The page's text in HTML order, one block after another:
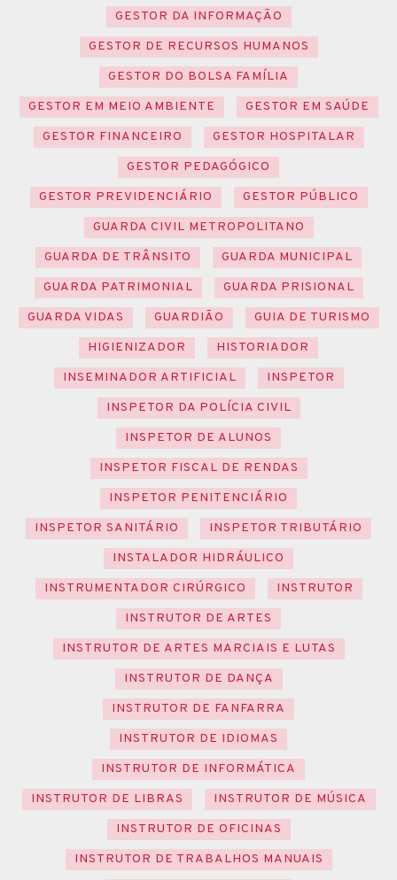
GESTOR DA INFORMAÇÃO
GESTOR DE RECURSOS HUMANOS
GESTOR DO BOLSA FAMÍLIA
GESTOR EM MEIO AMBIENTE
GESTOR EM SAÚDE
GESTOR FINANCEIRO
GESTOR HOSPITALAR
GESTOR PEDAGÓGICO
GESTOR PREVIDENCIÁRIO
GESTOR PÚBLICO
GUARDA CIVIL METROPOLITANO
GUARDA DE TRÂNSITO
GUARDA MUNICIPAL
GUARDA PATRIMONIAL
GUARDA PRISIONAL
GUARDA VIDAS
GUARDIÃO
GUIA DE TURISMO
HIGIENIZADOR
HISTORIADOR
INSEMINADOR ARTIFICIAL
INSPETOR
INSPETOR DA POLÍCIA CIVIL
INSPETOR DE ALUNOS
INSPETOR FISCAL DE RENDAS
INSPETOR PENITENCIÁRIO
INSPETOR SANITÁRIO
INSPETOR TRIBUTÁRIO
INSTALADOR HIDRÁULICO
INSTRUMENTADOR CIRÚRGICO
INSTRUTOR
INSTRUTOR DE ARTES
INSTRUTOR DE ARTES MARCIAIS E LUTAS
INSTRUTOR DE DANÇA
INSTRUTOR DE FANFARRA
INSTRUTOR DE IDIOMAS
INSTRUTOR DE INFORMÁTICA
INSTRUTOR DE LIBRAS
INSTRUTOR DE MÚSICA
INSTRUTOR DE OFICINAS
INSTRUTOR DE TRABALHOS MANUAIS